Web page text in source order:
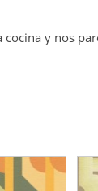
y nos